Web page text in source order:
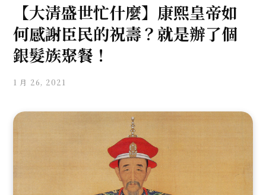
【大清盛世忙什麼】康熙皇帝如
何感謝臣民的祝壽？就是辦了個
銀髮族聚餐！
1 月 26, 2021